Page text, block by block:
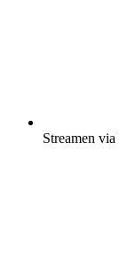
Streamen